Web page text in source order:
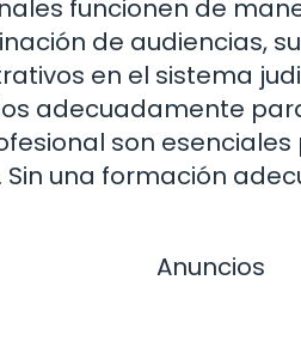
funcionen de
de audiencias,
en el sistema
adecuadamente
son
una formación
Anuncios